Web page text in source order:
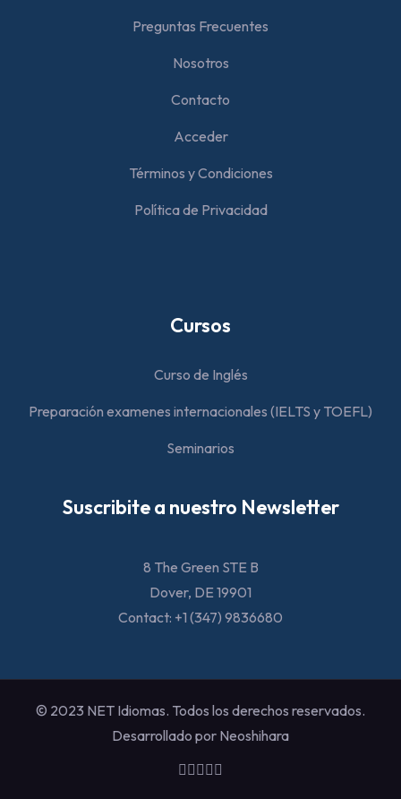
Preguntas Frecuentes
Nosotros
Contacto
Acceder
Términos y Condiciones
Política de Privacidad
Cursos
Curso de Inglés
Preparación examenes internacionales (IELTS y TOEFL)
Seminarios
Suscribite a nuestro Newsletter
8 The Green STE B
Dover, DE 19901
Contact: +1 (347) 9836680
© 2023 NET Idiomas. Todos los derechos reservados.
Desarrollado por Neoshihara